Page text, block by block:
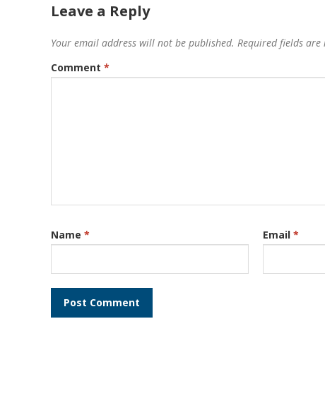
Leave a Reply
Your email address will not be published. Required fields are
Comment *
Name * Email *